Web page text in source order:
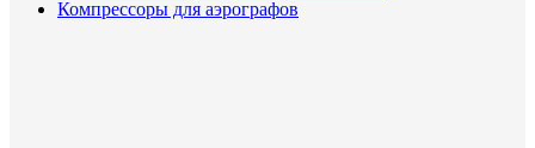
Компрессоры для аэрографов